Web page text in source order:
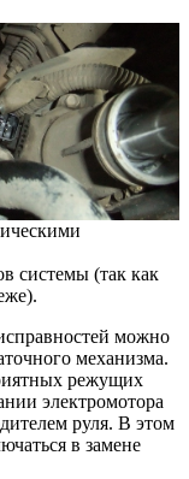
системы (так как
можно
механизма.
режущих
электромотора
руля. В этом
в замене